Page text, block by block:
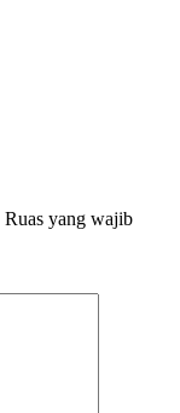
Ruas yang wajib